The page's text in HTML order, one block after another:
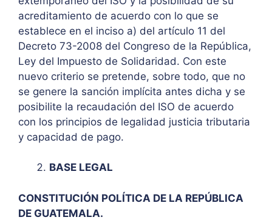
acreditamiento de acuerdo con lo que se
establece en el inciso a) del artículo 11 del
Decreto 73-2008 del Congreso de la República,
Ley del Impuesto de Solidaridad. Con este
nuevo criterio se pretende, sobre todo, que no
se genere la sanción implícita antes dicha y se
posibilite la recaudación del ISO de acuerdo
con los principios de legalidad justicia tributaria
y capacidad de pago.
BASE LEGAL
CONSTITUCIÓN POLÍTICA DE LA REPÚBLICA
DE GUATEMALA.